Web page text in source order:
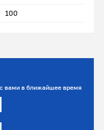
100
вами в ближайшее время